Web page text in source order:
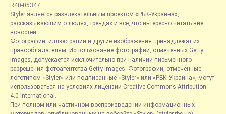
R40-05347
Styler является развлекательным проектом «РБК-Украина»,
рассказывающим о людях, трендах и всё, что интересно читать вне
новостей.
Фотографии, иллюстрации и другие изображения принадлежат их
правообладателям. Использование фотографий, отмеченных Getty
Images, допускается исключительно при наличии письменного
разрешения фотоагентства Getty Images. Фотографии, отмеченные
логотипом «Styler» или подписанные «Styler» или «РБК-Украина», могут
использоваться на условиях лицензии Creative Commons Attribution
4.0 International.
При полном или частичном воспроизведении информационных